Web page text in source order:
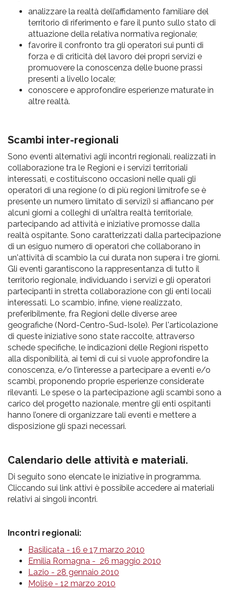
analizzare la realtà dell’affidamento familiare del
territorio di riferimento e fare il punto sullo stato di
attuazione della relativa normativa regionale;
favorire il confronto tra gli operatori sui punti di
forza e di criticità del lavoro dei propri servizi e
promuovere la conoscenza delle buone prassi
presenti a livello locale;
conoscere e approfondire esperienze maturate in
altre realtà.
Scambi inter-regionali
Sono eventi alternativi agli incontri regionali, realizzati in
collaborazione tra le Regioni e i servizi territoriali
interessati, e costituiscono occasioni nelle quali gli
operatori di una regione (o di più regioni limitrofe se è
presente un numero limitato di servizi) si affiancano per
alcuni giorni a colleghi di un’altra realtà territoriale,
partecipando ad attività e iniziative promosse dalla
realtà ospitante. Sono caratterizzati dalla partecipazione
di un esiguo numero di operatori che collaborano in
un'attività di scambio la cui durata non supera i tre giorni.
Gli eventi garantiscono la rappresentanza di tutto il
territorio regionale, individuando i servizi e gli operatori
partecipanti in stretta collaborazione con gli enti locali
interessati. Lo scambio, infine, viene realizzato,
preferibilmente, fra Regioni delle diverse aree
geografiche (Nord-Centro-Sud-Isole). Per l'articolazione
di queste iniziative sono state raccolte, attraverso
schede specifiche, le indicazioni delle Regioni rispetto
alla disponibilità, ai temi di cui si vuole approfondire la
conoscenza, e/o l’interesse a partecipare a eventi e/o
scambi, proponendo proprie esperienze considerate
rilevanti. Le spese o la partecipazione agli scambi sono a
carico del progetto nazionale, mentre gli enti ospitanti
hanno l’onere di organizzare tali eventi e mettere a
disposizione gli spazi necessari.
Calendario delle attività e materiali.
Di seguito sono elencate le iniziative in programma.
Cliccando sui link attivi è possibile accedere ai materiali
relativi ai singoli incontri.
Incontri regionali:
Basilicata - 16 e 17 marzo 2010
Emilia Romagna - 26 maggio 2010
Lazio - 28 gennaio 2010
Molise - 12 marzo 2010